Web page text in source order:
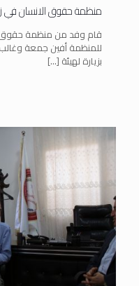
منظمة حقوق الانسان في
قام وفد من منظمة حقوق
للمنظمة أفين جمعة
بزيارة لهيئة […]